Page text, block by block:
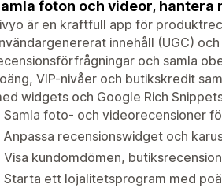
foton och videor,
är en kraftfull app för
innehåll (UGC)
och samla
VIP-nivåer och butikskredit
widgets och Google Rich
Samla foto- och videorecensioner
Anpassa recensionswidget och
Visa kundomdömen,
Starta ett lojalitetsprogram med